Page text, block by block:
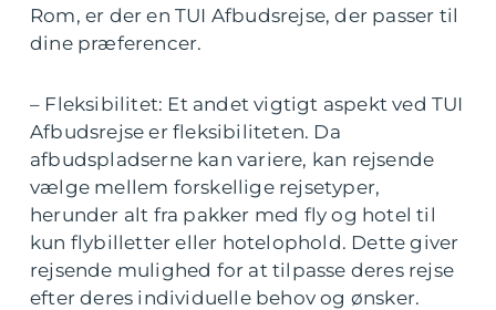
Rom, er der en TUI Afbudsrejse, der passer til
dine præferencer.
– Fleksibilitet: Et andet vigtigt aspekt ved TUI
Afbudsrejse er fleksibiliteten. Da
afbudspladserne kan variere, kan rejsende
vælge mellem forskellige rejsetyper,
herunder alt fra pakker med fly og hotel til
kun flybilletter eller hotelophold. Dette giver
rejsende mulighed for at tilpasse deres rejse
efter deres individuelle behov og ønsker.